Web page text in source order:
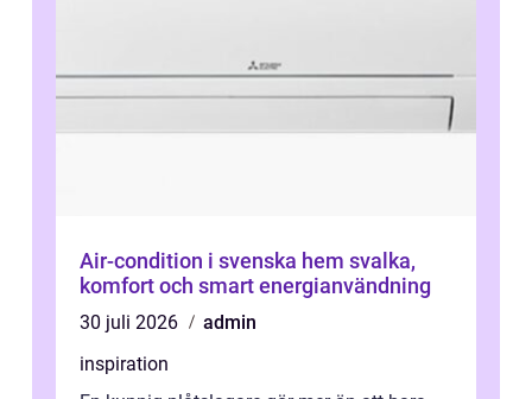
Air-condition i svenska hem svalka,
komfort och smart energianvändning
30 juli 2026
admin
inspiration